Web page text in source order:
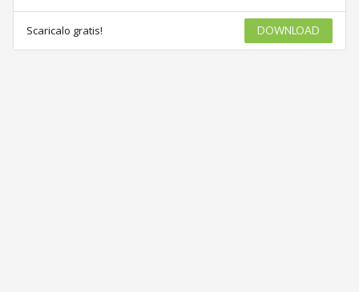
Scaricalo gratis! DOWNLOAD